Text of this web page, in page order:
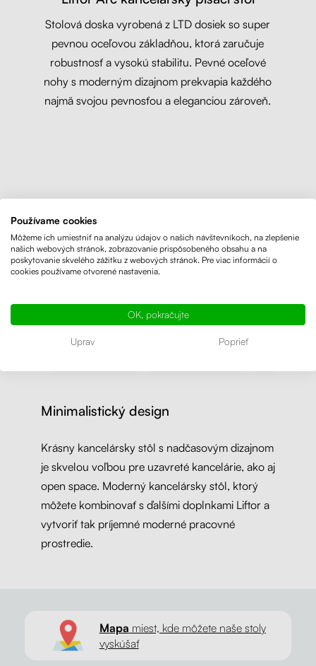
Stolová doska vyrobená z LTD dosiek so super
pevnou oceľovou základňou, ktorá zaručuje
robustnosť a vysokú stabilitu. Pevné oceľové
nohy s moderným dizajnom prekvapia každého
najmä svojou pevnosťou a eleganciou zároveň.
Minimalistický design
Krásny kancelársky stôl s nadčasovým dizajnom
je skvelou voľbou pre uzavreté kancelárie, ako aj
open space. Moderný kancelársky stôl, ktorý
môžete kombinovať s ďalšími doplnkami Liftor a
vytvoriť tak príjemné moderné pracovné
prostredie.
Mapa miest, kde môžete naše stoly
vyskúšať
Používame cookies
Môžeme ich umiestniť na analýzu údajov o našich návštevníkoch, na zlepšenie
našich webových stránok, zobrazovanie prispôsobeného obsahu a na
poskytovanie skvelého zážitku z webových stránok. Pre viac informácií o
cookies používame otvorené nastavenia.
OK, pokračujte
Uprav Poprieť